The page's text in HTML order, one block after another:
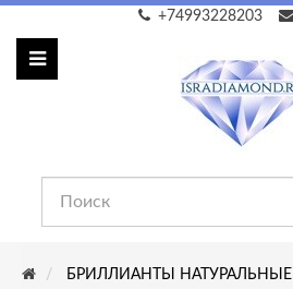
+74993228203
БРИЛЛИАНТЫ НАТУРАЛЬНЫЕ